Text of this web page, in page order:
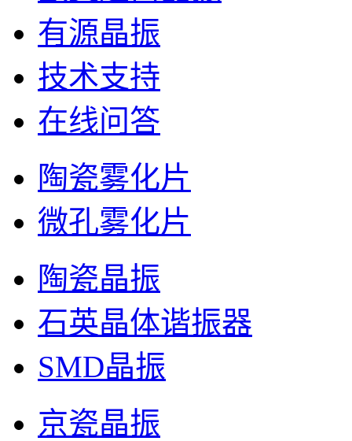
有源晶振
技术支持
在线问答
陶瓷雾化片
微孔雾化片
陶瓷晶振
石英晶体谐振器
SMD晶振
京瓷晶振